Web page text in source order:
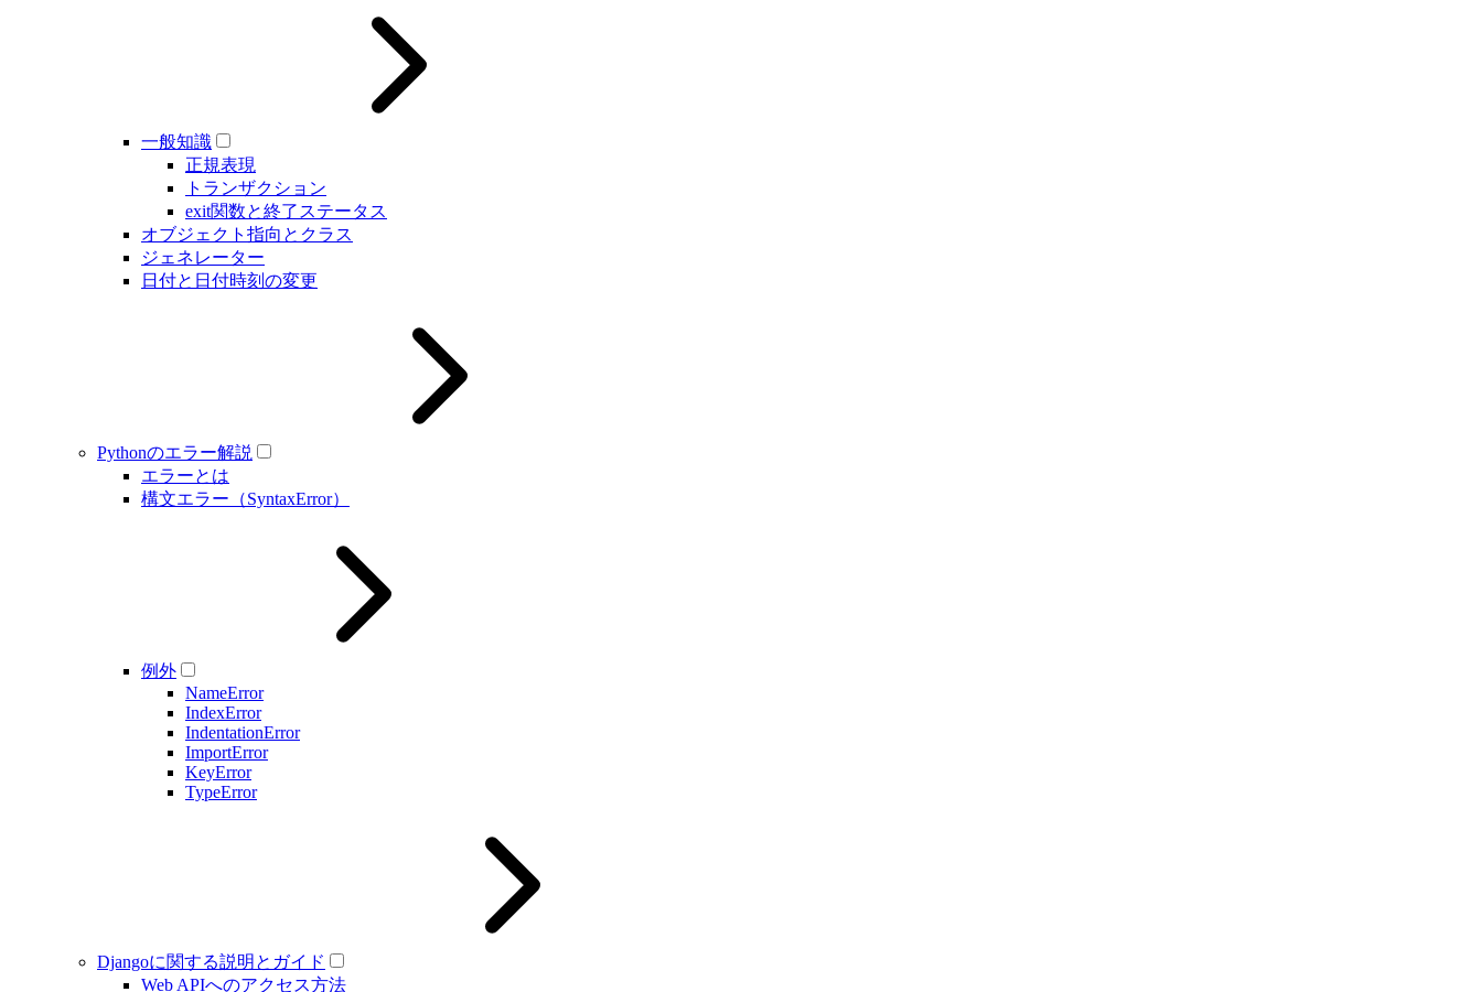
一般知識
正規表現
トランザクション
exit関数と終了ステータス
オブジェクト指向とクラス
ジェネレーター
日付と日付時刻の変更
Pythonのエラー解説
エラーとは
構文エラー（SyntaxError）
例外
NameError
IndexError
IndentationError
ImportError
KeyError
TypeError
Djangoに関する説明とガイド
Web APIへのアクセス方法